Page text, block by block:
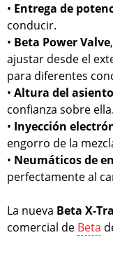
• Entrega de
conducir.
• Beta Power Valve
ajustar desde el
para diferentes
• Altura del asiento
confianza sobre ella.
• Inyección
engorro de la
• Neumáticos de
perfectamente al
La nueva Beta X-
comercial de Beta